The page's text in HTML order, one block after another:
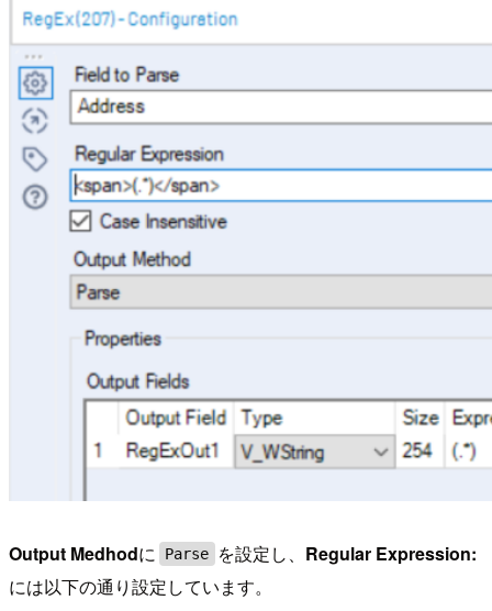
Output Medhodに Parse を設定し、 Regular Expression:
には以下の通り設定しています。